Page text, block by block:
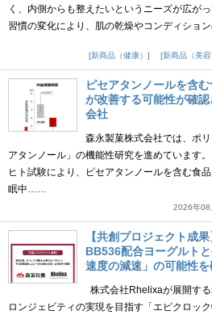
く、内側からも整えたいというニーズが広が
習慣の変化により、肌の乾燥やコンディショ
新商品（健康）
新商品（美容
ピセアタンノールを含
が改善する可能性が確
会社
森永製菓株式会社では、ポ
アタンノール」の機能性研究を進めています
ヒト試験により、ピセアタンノールを含む食
眠中……
2026年08
【共創プロジェクト成
BB536配合ヨーグルト
速度の減速」の可能性
株式会社Rhelixaが展開す
ロンジェビティの実現を目指す「エピクロッ